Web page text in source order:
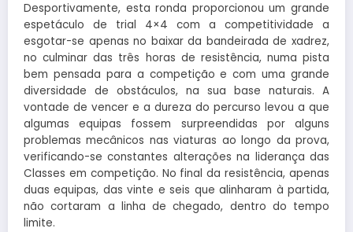
Desportivamente, esta ronda proporcionou um grande
espetáculo de trial 4×4 com a competitividade a
esgotar-se apenas no baixar da bandeirada de xadrez,
no culminar das três horas de resistência, numa pista
bem pensada para a competição e com uma grande
diversidade de obstáculos, na sua base naturais. A
vontade de vencer e a dureza do percurso levou a que
algumas equipas fossem surpreendidas por alguns
problemas mecânicos nas viaturas ao longo da prova,
verificando-se constantes alterações na liderança das
Classes em competição. No final da resistência, apenas
duas equipas, das vinte e seis que alinharam à partida,
não cortaram a linha de chegado, dentro do tempo
limite.